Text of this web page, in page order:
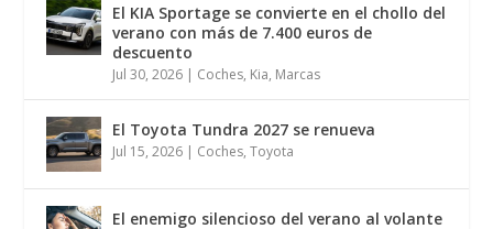
El KIA Sportage se convierte en el chollo del
verano con más de 7.400 euros de
descuento
Jul 30, 2026 | Coches, Kia, Marcas
El Toyota Tundra 2027 se renueva
Jul 15, 2026 | Coches,Toyota
El enemigo silencioso del verano al volante